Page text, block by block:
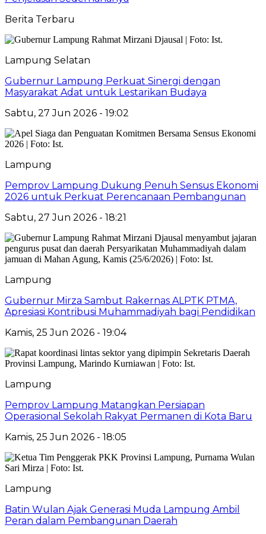
Berita Terbaru
Lampung Selatan
Gubernur Lampung Perkuat Sinergi dengan
Masyarakat Adat untuk Lestarikan Budaya
Sabtu, 27 Jun 2026 - 19:02
Lampung
Pemprov Lampung Dukung Penuh Sensus Ekonomi
2026 untuk Perkuat Perencanaan Pembangunan
Sabtu, 27 Jun 2026 - 18:21
Lampung
Gubernur Mirza Sambut Rakernas ALPTK PTMA,
Apresiasi Kontribusi Muhammadiyah bagi Pendidikan
Kamis, 25 Jun 2026 - 19:04
Lampung
Pemprov Lampung Matangkan Persiapan
Operasional Sekolah Rakyat Permanen di Kota Baru
Kamis, 25 Jun 2026 - 18:05
Lampung
Batin Wulan Ajak Generasi Muda Lampung Ambil
Peran dalam Pembangunan Daerah